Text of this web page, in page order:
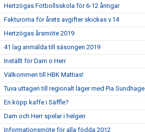
Hertzögas Fotbollsskola för 6-12 åringar
Fakturorna för årets avgifter skickas v.14
Hertzögas årsmöte 2019
41 lag anmälda till säsongen 2019
Inställt för Dam o Herr
Välkommen till HBK Mattias!
Tuva uttagen till regionalt läger med Pia Sundhage
En köpp kaffe i Säffle?
Dam och Herr spelar i helgen
Informationsmöte för alla födda 2012